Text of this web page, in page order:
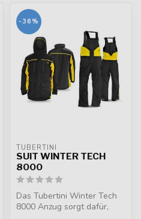
-36%
TUBERTINI
SUIT WINTER TECH
8000
Das Tubertini Winter Tech
8000 Anzug sorgt dafür,